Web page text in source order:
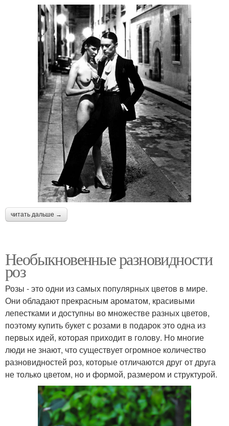
читать дальше →
Необыкновенные разновидности
роз
Розы - это одни из самых популярных цветов в мире.
Они обладают прекрасным ароматом, красивыми
лепестками и доступны во множестве разных цветов,
поэтому купить букет с розами в подарок это одна из
первых идей, которая приходит в голову. Но многие
люди не знают, что существует огромное количество
разновидностей роз, которые отличаются друг от друга
не только цветом, но и формой, размером и структурой.